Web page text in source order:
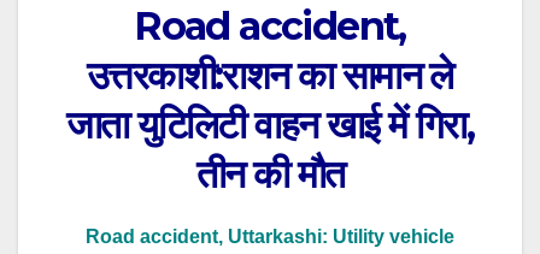
Road accident,
उत्तरकाशी:राशन का सामान ले
जाता युटिलिटी वाहन खाई में गिरा,
तीन की मौत
Road accident, Uttarkashi: Utility vehicle